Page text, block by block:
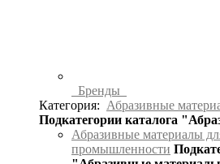
Бренды
Категория: Абразивные
Подкатегории каталога
Абразивные материалы
промышленности